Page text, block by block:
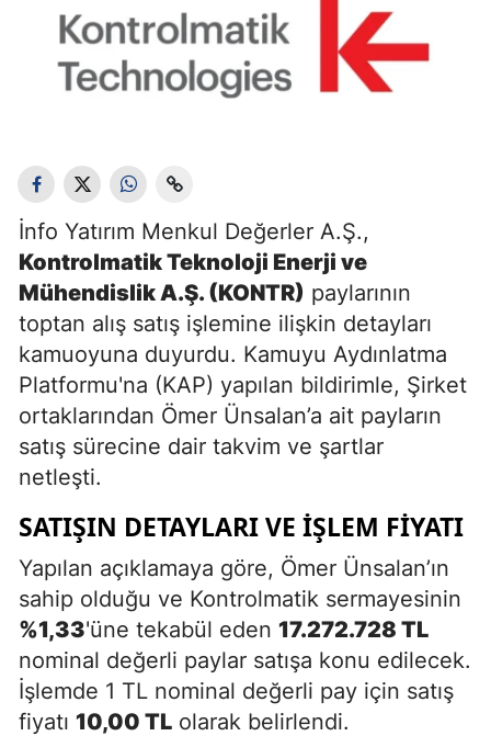
İnfo Yatırım Menkul Değerler A.Ş.,
Kontrolmatik Teknoloji Enerji ve
Mühendislik A.Ş. (KONTR) paylarının
toptan alış satış işlemine ilişkin detayları
kamuoyuna duyurdu. Kamuyu Aydınlatma
Platformu'na (KAP) yapılan bildirimle, Şirket
ortaklarından Ömer Ünsalan’a ait payların
satış sürecine dair takvim ve şartlar
netleşti.
SATIŞIN DETAYLARI VE İŞLEM FIYATI
Yapılan açıklamaya göre, Ömer Ünsalan’ın
sahip olduğu ve Kontrolmatik sermayesinin
%1,33'üne tekabül eden 17.272.728 TL
nominal değerli paylar satışa konu edilecek.
İşlemde 1 TL nominal değerli pay için satış
fiyatı 10,00 TL olarak belirlendi.